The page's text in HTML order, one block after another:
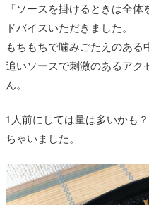
「ソースを掛けるときは全
ドバイスいただきました。
もちもちで噛みごたえのある
追いソースで刺激のあるアク
ん。
1人前にしては量は多いかも
ちゃいました。